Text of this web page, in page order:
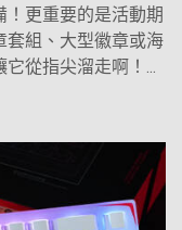
更重要的是活動期
套組、大型徽章或海
從指尖溜走啊！...